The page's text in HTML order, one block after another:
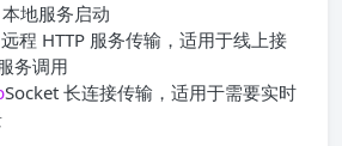
地服务启动
远程 HTTP 服务传输，适用于线上接
务调用
Socket 长连接传输，适用于需要实时